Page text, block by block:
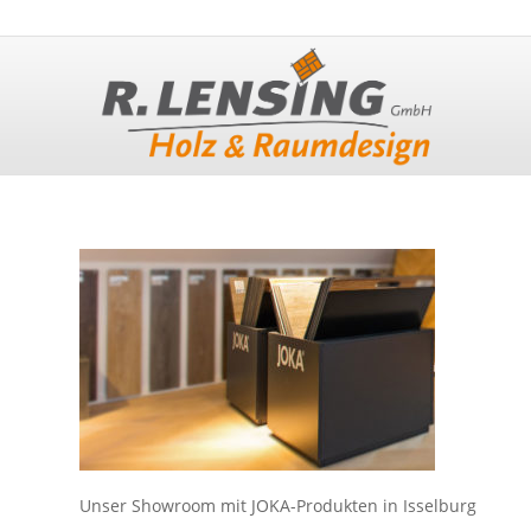
Unser Showroom mit JOKA-Produkten in Isselburg